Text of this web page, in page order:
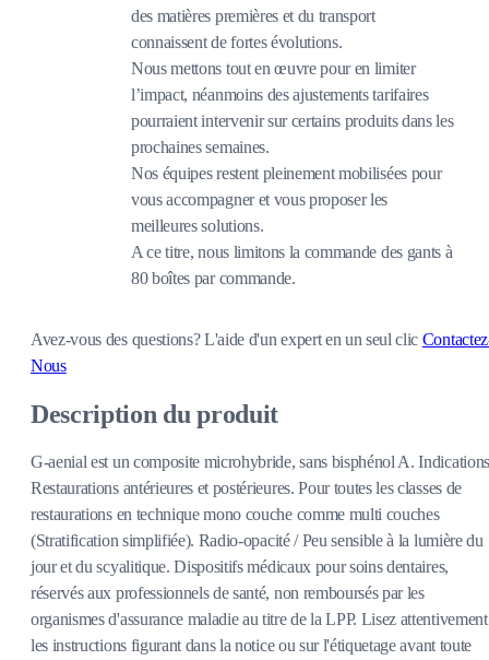
des matières premières et du transport
connaissent de fortes évolutions.
Nous mettons tout en œuvre pour en limiter
l’impact, néanmoins des ajustements tarifaires
pourraient intervenir sur certains produits dans les
prochaines semaines.
Nos équipes restent pleinement mobilisées pour
vous accompagner et vous proposer les
meilleures solutions.
A ce titre, nous limitons la commande des gants à
80 boîtes par commande.
Avez-vous des questions?L'aide d'un expert en un seul clic
Nous
Description du produit
G-aenial est un composite microhybride, sans bisphénol A.
Restaurations antérieures et postérieures. Pour toutes les classes de
restaurations en technique mono couche comme multi couches
(Stratification simplifiée). Radio-opacité / Peu sensible à la lumière du
jour et du scyalitique. Dispositifs médicaux pour soins dentaires,
réservés aux professionnels de santé, non remboursés par les
organismes d'assurance maladie au titre de la LPP. Lisez attentivement
les instructions figurant dans la notice ou sur l'étiquetage avant toute